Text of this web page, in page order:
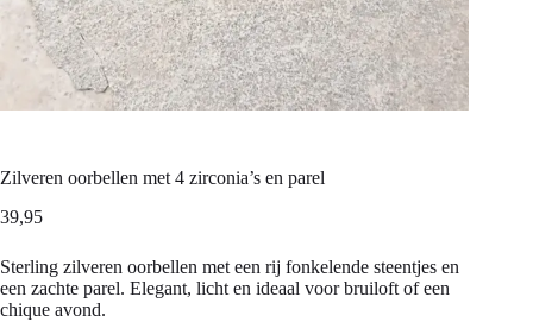
Zilveren oorbellen met 4 zirconia’s en parel
39,95
Sterling zilveren oorbellen met een rij fonkelende steentjes en
een zachte parel. Elegant, licht en ideaal voor bruiloft of een
chique avond.